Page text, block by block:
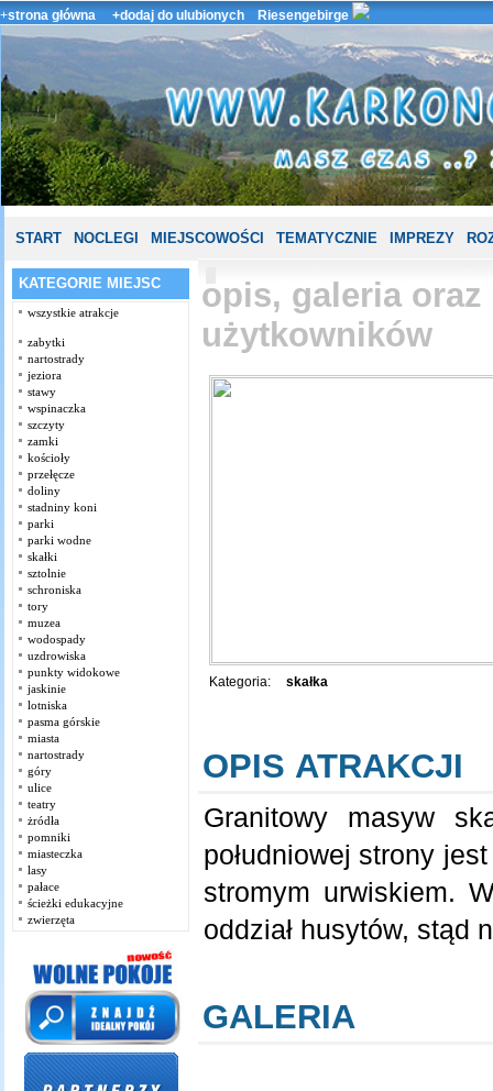
+strona główna +dodaj do ulubionych Riesengebirge
START NOCLEGI MIEJSCOWOŚCI TEMATYCZNIE IMPREZY
KATEGORIE MIEJSC
wszystkie atrakcje
zabytki
nartostrady
jeziora
stawy
wspinaczka
szczyty
zamki
kościoły
przełęcze
doliny
stadniny koni
parki
parki wodne
skałki
sztolnie
schroniska
tory
muzea
wodospady
uzdrowiska
punkty widokowe
jaskinie
lotniska
pasma górskie
miasta
nartostrady
góry
ulice
teatry
żródła
pomniki
miasteczka
lasy
pałace
ścieżki edukacyjne
zwierzęta
opis, galeria oraz
użytkowników
Kategoria: skałka
OPIS ATRAKCJI
Granitowy masyw
południowej strony
stromym urwiskiem.
oddział husytów, stąd
GALERIA